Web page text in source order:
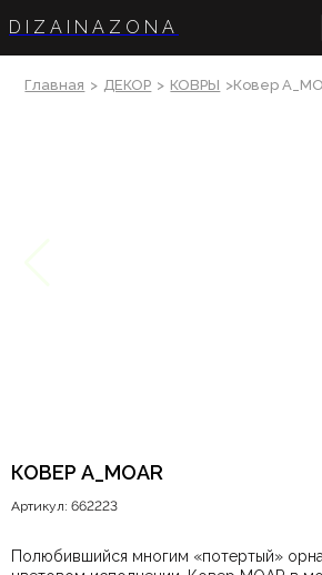
DIZAINAZONA
Главная > ДЕКОР > КОВРЫ >Ковер
КОВЕР A_MOAR
Артикул: 662223
Полюбившийся многим «потертый»